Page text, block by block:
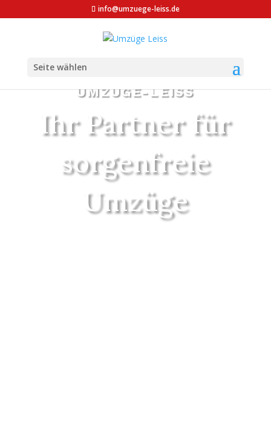
info@umzuege-leiss.de
Seite wählen
UMZÜGE-LEISS
Ihr Partner für
sorgenfreie
Umzüge